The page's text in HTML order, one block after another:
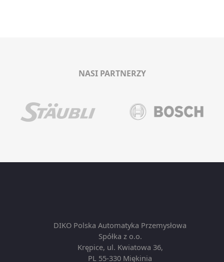
NASI PARTNERZY
DIKO Polska Automatyka Przemysłowa
Spółka z o.o.
Krępice, ul. Kwiatowa 36,
PL 55-330 Miękinia